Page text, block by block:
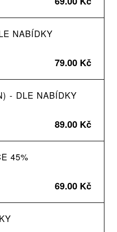
NABÍDKY
79.00 Kč
- DLE NABÍDKY
89.00 Kč
45%
69.00 Kč